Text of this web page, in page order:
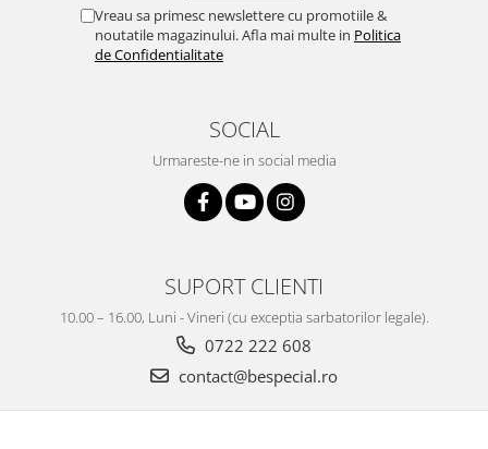
Vreau sa primesc newslettere cu promotiile &
noutatile magazinului. Afla mai multe in Politica
de Confidentialitate
SOCIAL
Urmareste-ne in social media
SUPORT CLIENTI
10.00 – 16.00, Luni - Vineri (cu exceptia sarbatorilor legale).
0722 222 608
contact@bespecial.ro